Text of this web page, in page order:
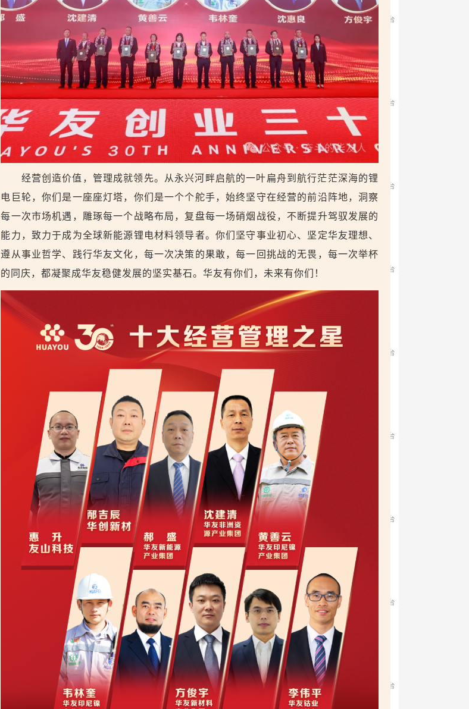
经营创造价值，管理成就领先。从永兴河畔启航的一叶扁舟到航行茫茫深海的锂
电巨轮，你们是一座座灯塔，你们是一个个舵手，始终坚守在经营的前沿阵地，洞察
每一次市场机遇，雕琢每一个战略布局，复盘每一场硝烟战役，不断提升驾驭发展的
能力，致力于成为全球新能源锂电材料领导者。你们坚守事业初心、坚定华友理想、
遵从事业哲学、践行华友文化，每一次决策的果敢，每一回挑战的无畏，每一次举杯
的同庆，都凝聚成华友稳健发展的坚实基石。华友有你们，未来有你们！